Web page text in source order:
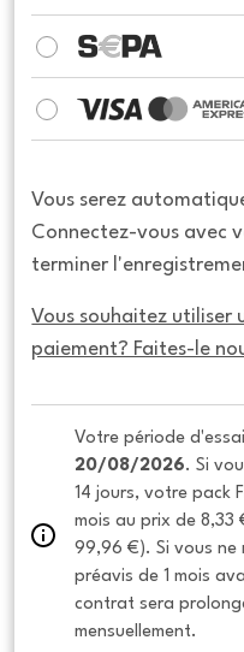
Vous serez
Connectez-vous avec
terminer
Vous souhaitez utiliser
paiement? Faites-le
20/08/2026. Si
14 jours, votre pack
mois au prix de 8,33
99,96 €). Si vous ne
préavis de 1 mois
contrat sera
mensuellement.